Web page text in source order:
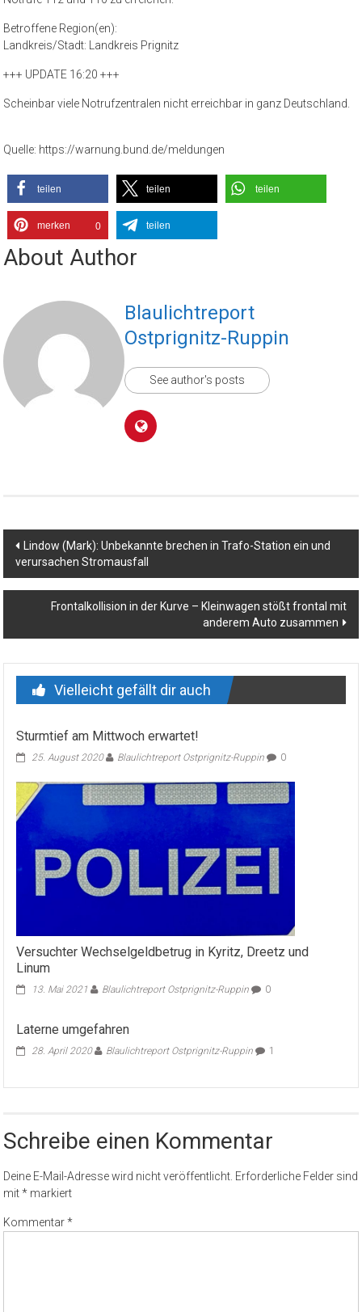
Betroffene Region(en):
Landkreis/Stadt: Landkreis Prignitz
+++ UPDATE 16:20 +++
Scheinbar viele Notrufzentralen nicht erreichbar in ganz Deutschland.
Quelle: https://warnung.bund.de/meldungen
teilen teilen teilen
merken 0 teilen
About Author
Blaulichtreport
Ostprignitz-Ruppin
See author's posts
Beitragsnavigation
Lindow (Mark): Unbekannte brechen in Trafo-Station ein und
verursachen Stromausfall
Frontalkollision in der Kurve – Kleinwagen stößt frontal mit
anderem Auto zusammen
Vielleicht gefällt dir auch
Sturmtief am Mittwoch erwartet!
25. August 2020 Blaulichtreport Ostprignitz-Ruppin 0
Versuchter Wechselgeldbetrug in Kyritz, Dreetz und
Linum
13. Mai 2021 Blaulichtreport Ostprignitz-Ruppin 0
Laterne umgefahren
28. April 2020 Blaulichtreport Ostprignitz-Ruppin 1
Schreibe einen Kommentar
Deine E-Mail-Adresse wird nicht veröffentlicht. Erforderliche Felder sind
mit* markiert
Kommentar*